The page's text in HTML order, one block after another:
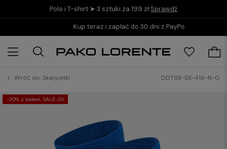
Polo i T-shirt ➤ 3 sztuki za 199 zł Sprawdź
Kup teraz i zapłać do 30 dni z PayPo
Wróć do:Skarpetki DDTS9-SX-416-N-0
-20% z kodem: SALE-20